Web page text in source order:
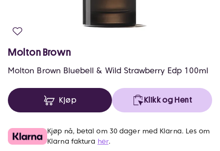
Molton Brown
Molton Brown Bluebell & Wild Strawberry Edp 100ml
Kjøp Klikk og Hent
Kjøp nå, betal om 30 dager med Klarna. Les om
Klarna faktura her.